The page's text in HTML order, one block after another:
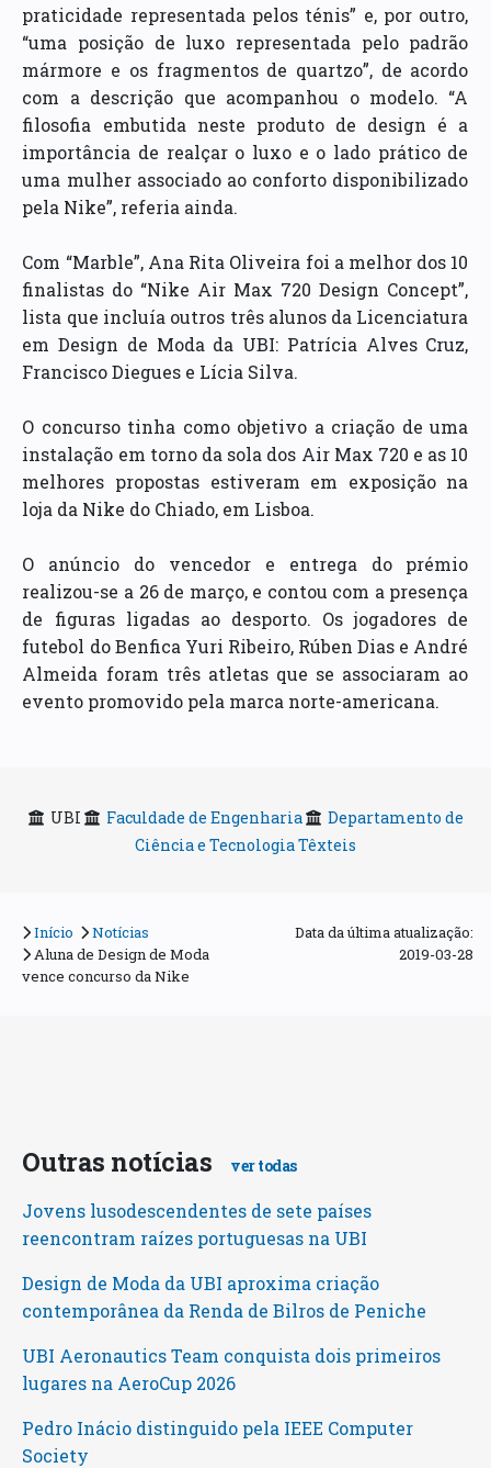
praticidade representada pelos ténis” e, por outro,
“uma posição de luxo representada pelo padrão
mármore e os fragmentos de quartzo”, de acordo
com a descrição que acompanhou o modelo. “A
filosofia embutida neste produto de design é a
importância de realçar o luxo e o lado prático de
uma mulher associado ao conforto disponibilizado
pela Nike”, referia ainda.
Com “Marble”, Ana Rita Oliveira foi a melhor dos 10
finalistas do “Nike Air Max 720 Design Concept”,
lista que incluía outros três alunos da Licenciatura
em Design de Moda da UBI: Patrícia Alves Cruz,
Francisco Diegues e Lícia Silva.
O concurso tinha como objetivo a criação de uma
instalação em torno da sola dos Air Max 720 e as 10
melhores propostas estiveram em exposição na
loja da Nike do Chiado, em Lisboa.
O anúncio do vencedor e entrega do prémio
realizou-se a 26 de março, e contou com a presença
de figuras ligadas ao desporto. Os jogadores de
futebol do Benfica Yuri Ribeiro, Rúben Dias e André
Almeida foram três atletas que se associaram ao
evento promovido pela marca norte-americana.
UBI Faculdade de Engenharia
Departamento de
Ciência e Tecnologia Têxteis
Início
Notícias
Aluna de Design de Moda
vence concurso da Nike
Data da última atualização:
2019-03-28
Outras notícias ver todas
Jovens lusodescendentes de sete países
reencontram raízes portuguesas na UBI
Design de Moda da UBI aproxima criação
contemporânea da Renda de Bilros de Peniche
UBI Aeronautics Team conquista dois primeiros
lugares na AeroCup 2026
Pedro Inácio distinguido pela IEEE Computer
Society